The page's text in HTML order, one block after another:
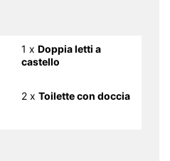
1 x Doppia letti a
castello
2 x Toilette con doccia